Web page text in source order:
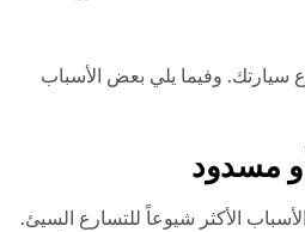
سيارتك. وفيما يلي بعض الأسباب
مسدود
الأكثر شيوعاً للتسارع السيئ.